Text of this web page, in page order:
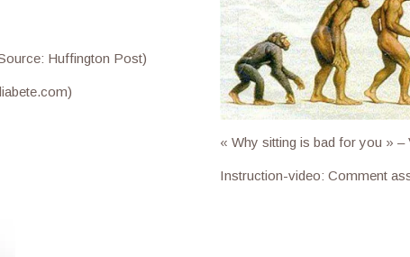
Huffington Post)
« Why sitting is bad for you » –
Instruction-video: Comment